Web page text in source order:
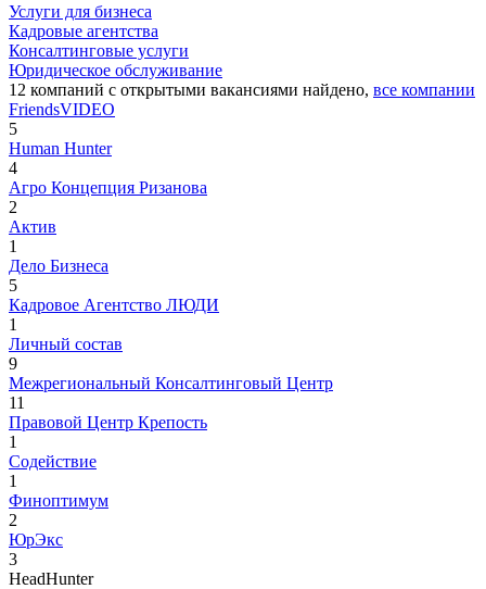
Услуги для бизнеса
Кадровые агентства
Консалтинговые услуги
Юридическое обслуживание
12 компаний с открытыми вакансиями найдено, все компании
FriendsVIDEO
5
Human Hunter
4
Агро Концепция Ризанова
2
Актив
1
Дело Бизнеса
5
Кадровое Агентство ЛЮДИ
1
Личный состав
9
Межрегиональный Консалтинговый Центр
11
Правовой Центр Крепость
1
Содействие
1
Финоптимум
2
ЮрЭкс
3
HeadHunter